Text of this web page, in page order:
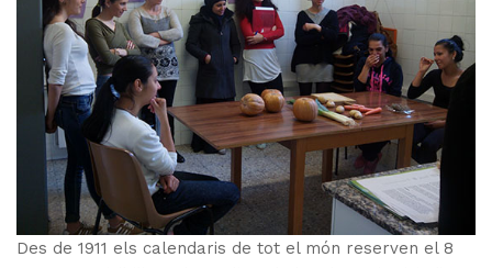
Des de 1911 els calendaris de tot el món reserven el 8